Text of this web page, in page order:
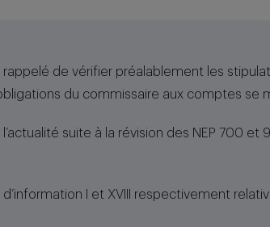
de vérifier préalablement les
du commissaire aux comptes se
suite à la révision des NEP 700
I et XVIII respectivement